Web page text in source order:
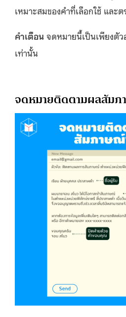
เหมาะสมของคำที่เลือกใช้ และ
คำเตือน จดหมายนี้เป็นเพียงตัว
เท่านั้น
จดหมายติดตามผลสัม